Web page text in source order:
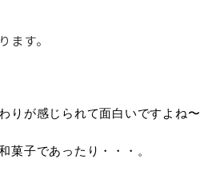
ます。
りが感じられて面白いですよね〜
菓子であったり・・・。